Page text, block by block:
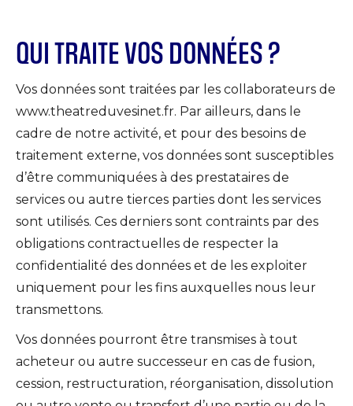
QUI TRAITE VOS DONNÉES ?
Vos données sont traitées par les collaborateurs de
www.theatreduvesinet.fr. Par ailleurs, dans le
cadre de notre activité, et pour des besoins de
traitement externe, vos données sont susceptibles
d’être communiquées à des prestataires de
services ou autre tierces parties dont les services
sont utilisés. Ces derniers sont contraints par des
obligations contractuelles de respecter la
confidentialité des données et de les exploiter
uniquement pour les fins auxquelles nous leur
transmettons.
Vos données pourront être transmises à tout
acheteur ou autre successeur en cas de fusion,
cession, restructuration, réorganisation, dissolution